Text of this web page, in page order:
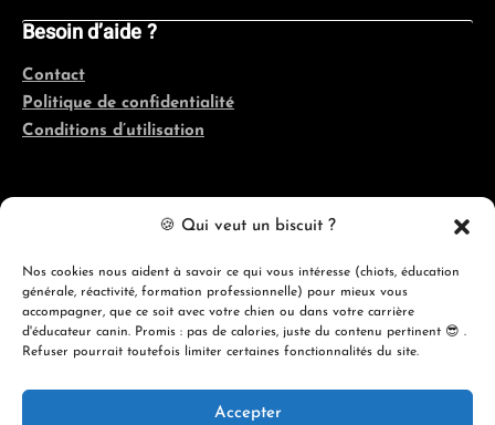
🍪 Qui veut un biscuit ?
Nos cookies nous aident à savoir ce qui vous intéresse (chiots, éducation
générale, réactivité, formation professionnelle) pour mieux vous
accompagner, que ce soit avec votre chien ou dans votre carrière
d'éducateur canin. Promis : pas de calories, juste du contenu pertinent 😎 .
Refuser pourrait toutefois limiter certaines fonctionnalités du site.
Accepter
Besoin d’aide ?
Contact
Politique de confidentialité
Conditions d’utilisation
info@evolutioncanine.ca